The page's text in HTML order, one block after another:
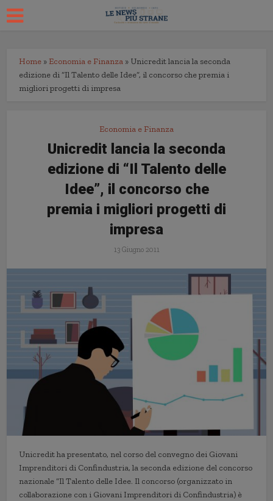
Home » Economia e Finanza » Unicredit lancia la seconda
edizione di “Il Talento delle Idee”, il concorso che premia i
migliori progetti di impresa
Economia e Finanza
Unicredit lancia la seconda
edizione di “Il Talento delle
Idee”, il concorso che
premia i migliori progetti di
impresa
13 Giugno 2011
Unicredit ha presentato, nel corso del convegno dei Giovani
Imprenditori di Confindustria, la seconda edizione del concorso
nazionale “Il Talento delle Idee. Il concorso (organizzato in
collaborazione con i Giovani Imprenditori di Confindustria) è